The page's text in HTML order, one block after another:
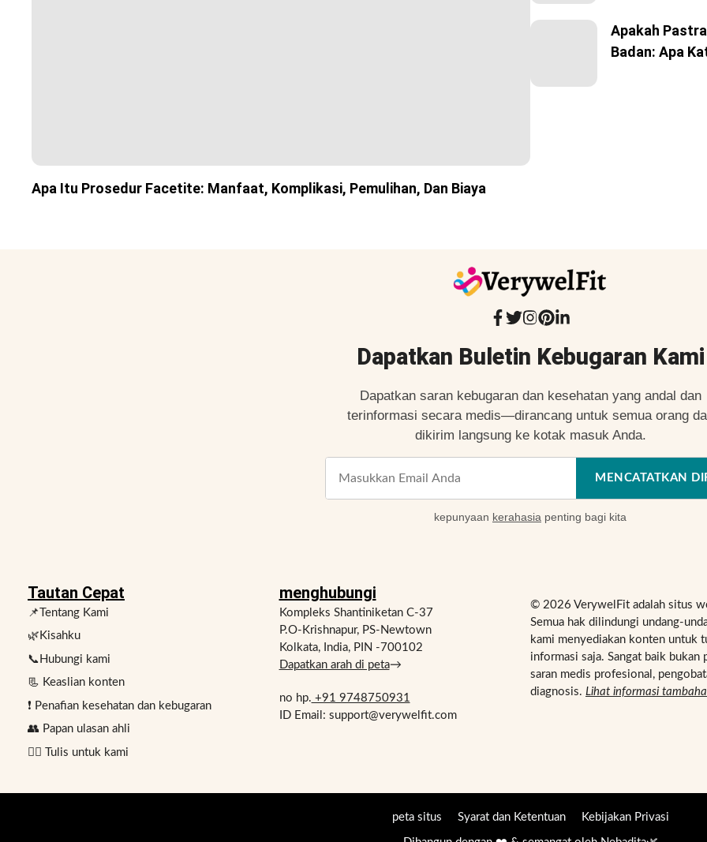
Apa Itu Prosedur Facetite: Manfaat, Komplikasi, Pemulihan, Dan Biaya
Apakah
Badan: Apa
Dapatkan Buletin Kebugaran Kami
Dapatkan saran kebugaran dan kesehatan yang andal dan
terinformasi secara medis—dirancang untuk semua orang
dikirim langsung ke kotak masuk Anda.
MENCATATKAN
kepunyaan kerahasia penting bagi kita
Tautan Cepat
📌Tentang Kami
🌿Kisahku
📞Hubungi kami
📃 Keaslian konten
❗ Penafian kesehatan dan kebugaran
👥 Papan ulasan ahli
✍🏻 Tulis untuk kami
menghubungi
Kompleks Shantiniketan C-37
P.O-Krishnapur, PS-Newtown
Kolkata, India, PIN -700102
Dapatkan arah di peta→
no hp. +91 9748750931
ID Email: support@verywelfit.com
© 2026 VerywelFit adalah situs
Semua hak dilindungi undang-
kami menyediakan konten untuk
informasi saja. Sangat baik bukan
saran medis profesional,
diagnosis. Lihat informasi
peta situs Syarat dan Ketentuan Kebijakan Privasi